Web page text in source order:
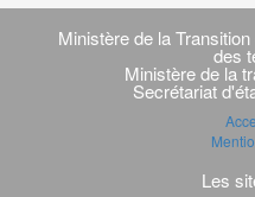
Navigation
transverse
Ministère de la
des
Ministère de la
Secrétariat
Les